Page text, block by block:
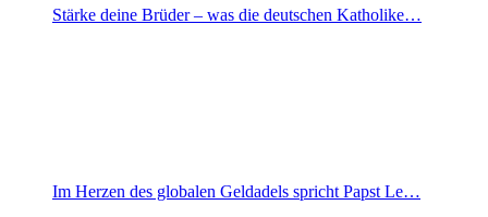
Stärke deine Brüder – was die deutschen Katholike…
Im Herzen des globalen Geldadels spricht Papst Le…